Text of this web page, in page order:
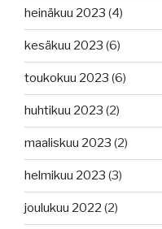
heinäkuu 2023 (4)
kesäkuu 2023 (6)
toukokuu 2023 (6)
huhtikuu 2023 (2)
maaliskuu 2023 (2)
helmikuu 2023 (3)
joulukuu 2022 (2)